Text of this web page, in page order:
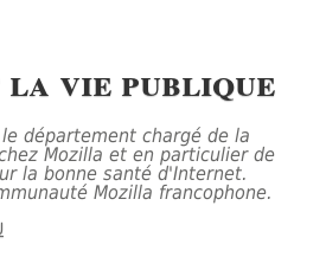
vie publique
département chargé de la
Mozilla et en particulier de
la bonne santé d'Internet.
Mozilla francophone.